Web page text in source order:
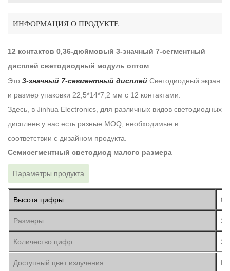
ИНФОРМАЦИЯ О ПРОДУКТЕ
12 контактов 0,36-дюймовый 3-значный 7-сегментный
дисплей светодиодный модуль оптом
Это 3-значный 7-сегментный дисплей Светодиодный экран
и размер упаковки 22,5*14*7,2 мм с 12 контактами.
Здесь, в Jinhua Electronics, для различных видов светодиодных
дисплеев у нас есть разные MOQ, необходимые в
соответствии с дизайном продукта.
Семисегментный светодиод малого размера
Параметры продукта
Высота цифры
Размеры
Количество цифр 3
Доступный цвет излучения